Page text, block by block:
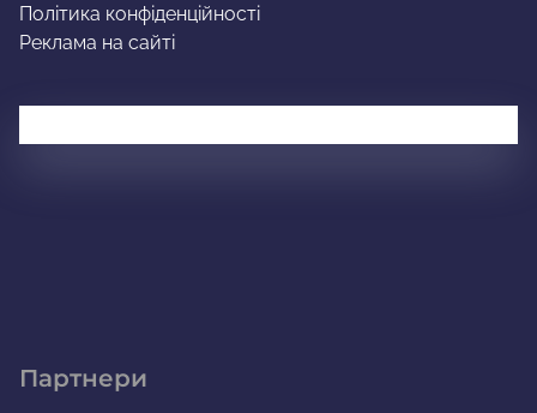
Політика конфіденційності
Реклама на сайті
Партнери